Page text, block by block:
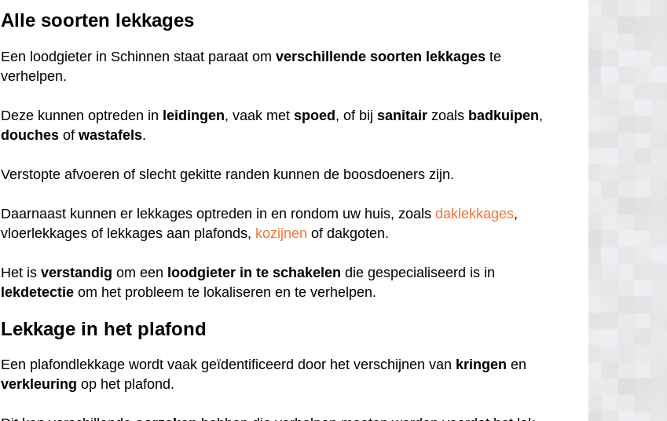
Alle soorten lekkages
Een loodgieter in Schinnen staat paraat omverschillende soorten lekkages te
verhelpen.
Deze kunnen optreden in leidingen, vaak metspoed, of bijsanitair zoals badkuipen,
douches ofwastafels.
Verstopte afvoeren of slecht gekitte randen kunnen de boosdoeners zijn.
Daarnaast kunnen er lekkages optreden in en rondom uw huis, zoalsdaklekkages,
vloerlekkages of lekkages aan plafonds, kozijnen of dakgoten.
Het isverstandig om een loodgieter in te schakelen die gespecialiseerd is in
lekdetectie om het probleem te lokaliseren en te verhelpen.
Lekkage in het plafond
Een plafondlekkage wordt vaak geïdentificeerd door het verschijnen van kringen en
verkleuring op het plafond.